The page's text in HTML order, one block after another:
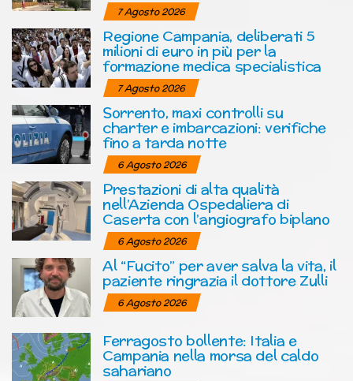
7 Agosto 2026
Regione Campania, deliberati 5
milioni di euro in più per la
formazione medica specialistica
7 Agosto 2026
Sorrento, maxi controlli su
charter e imbarcazioni: verifiche
fino a tarda notte
6 Agosto 2026
Prestazioni di alta qualità
nell’Azienda Ospedaliera di
Caserta con l’angiografo biplano
6 Agosto 2026
Al “Fucito” per aver salva la vita, il
paziente ringrazia il dottore Zulli
6 Agosto 2026
Ferragosto bollente: Italia e
Campania nella morsa del caldo
sahariano